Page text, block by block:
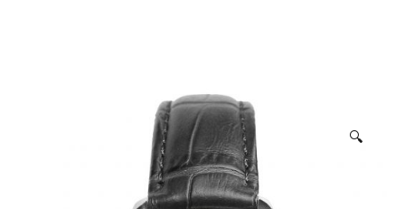
Herren
Automatik
Automatik-Chronographen ETA 7750
🔍